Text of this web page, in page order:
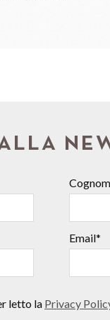
Email*
letto la Privacy